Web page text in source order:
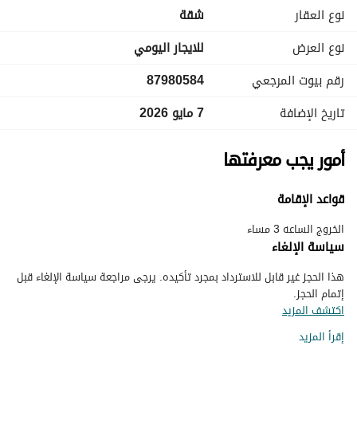
نوع العقار
شقة
نوع العرض
للايجار اليومي
رقم بيوت المرجعي
87980584
تاريخ الإضافة
7 مايو 2026
أمور يجب معرفتها
قواعد الإقامة
الخروج الساعه 3 مساء
سياسة الإلغاء
هذا الحجز غير قابل للاسترداد بمجرد تأكيده. يرجى مراجعة سياسة الإلغاء قبل
إتمام الحجز.
اكتشف المزيد
إقرأ المزيد